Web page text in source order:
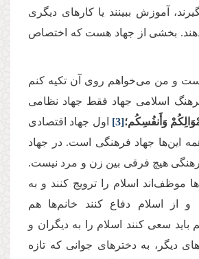
آموزش ببینند یا کارهای دیگری
بخشی از جهاد هست که اختصاص
و من می‌خواهم روی آن تکیه کنم
اسلامی جهاد فقط جهاد نظامی
وَأَنفُسِكُم؛[3] اول جهاد اقتصادی
این‌ها جهاد فرهنگی است. در جهاد
هیچ فرقی بین زن و مرد نیست.
موظف‌اند اسلام را ترویج کنند و به
و از اسلام دفاع کنند خانم‌ها هم
سعی کنند اسلام را به دیگران و
دیگر، به دخترهای جوانی که تازه